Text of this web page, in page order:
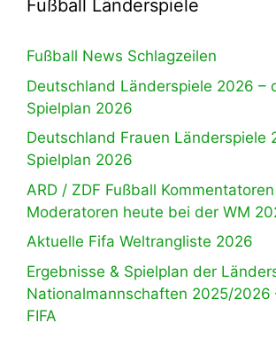
Fußball Länderspiele
Fußball News Schlagzeilen
Deutschland Länderspiele 2026 –
Spielplan 2026
Deutschland Frauen Länderspiele
Spielplan 2026
ARD / ZDF Fußball Kommentatoren
Moderatoren heute bei der WM
Aktuelle Fifa Weltrangliste 2026
Ergebnisse & Spielplan der
Nationalmannschaften 2025/2026
FIFA